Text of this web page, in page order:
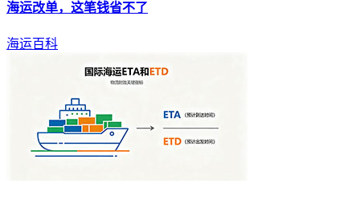
海运改单，这笔钱省不了
海运百科